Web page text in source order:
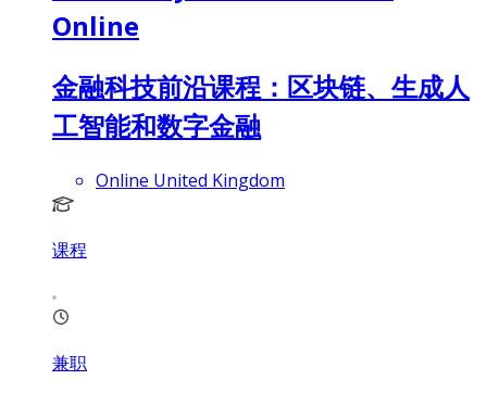
Online
金融科技前沿课程：区块链、生成人
工智能和数字金融
Online United Kingdom
课程
兼职